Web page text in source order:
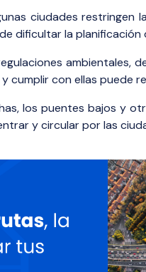
ciudades restringen
dificultar la planificación
ambientales,
cumplir con ellas puede
los puentes bajos y
y circular por las